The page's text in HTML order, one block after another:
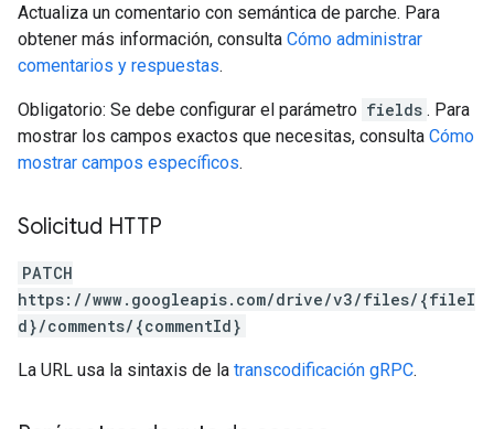
Actualiza un comentario con semántica de parche. Para
obtener más información, consulta Cómo administrar
comentarios y respuestas.
Obligatorio: Se debe configurar el parámetro fields . Para
mostrar los campos exactos que necesitas, consulta Cómo
mostrar campos específicos.
Solicitud HTTP
PATCH
https://www.googleapis.com/drive/v3/files/{fileI
d}/comments/{commentId}
La URL usa la sintaxis de la transcodificación gRPC.